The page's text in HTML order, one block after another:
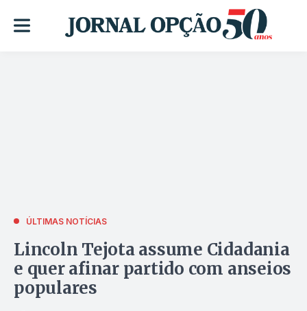
ÚLTIMAS NOTÍCIAS
Lincoln Tejota assume Cidadania
e quer afinar partido com anseios
populares